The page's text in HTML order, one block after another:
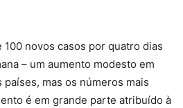
novos casos por quatro dias
– um aumento modesto em
mas os números mais
é em grande parte atribuído à